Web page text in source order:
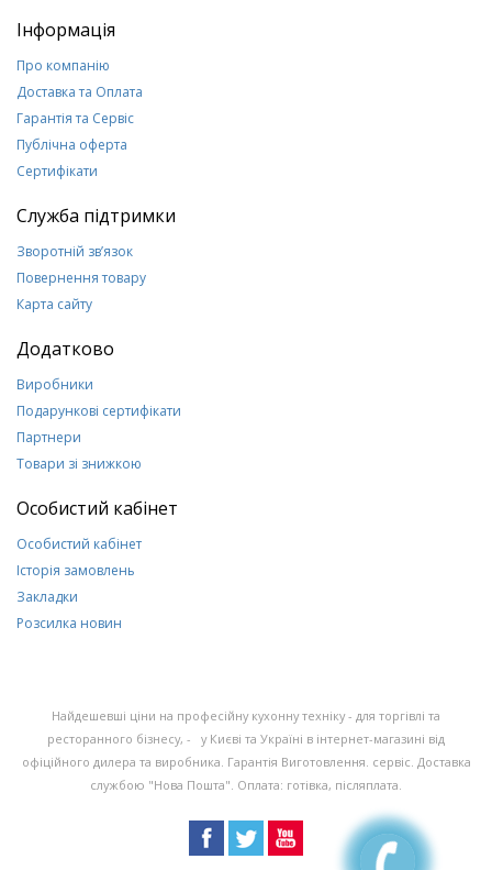
Інформація
Про компанію
Доставка та Оплата
Гарантія та Сервіс
Публічна оферта
Сертифікати
Служба підтримки
Зворотній зв’язок
Повернення товару
Карта сайту
Додатково
Виробники
Подарункові сертифікати
Партнери
Товари зі знижкою
Особистий кабінет
Особистий кабінет
Історія замовлень
Закладки
Розсилка новин
Найдешевші ціни на професійну кухонну техніку - для торгівлі та
ресторанного бізнесу, - у Києві та Україні в інтернет-магазині від
офіційного дилера та виробника. Гарантія Виготовлення. сервіс. Доставка
службою "Нова Пошта". Оплата: готівка, післяплата.